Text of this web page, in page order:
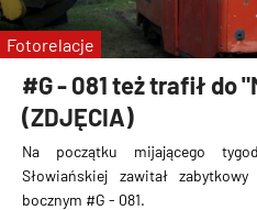
#G - 081 też trafił do
(ZDJĘCIA)
Na początku mijającego
Słowiańskiej zawitał
bocznym #G - 081.
Fotorelacje